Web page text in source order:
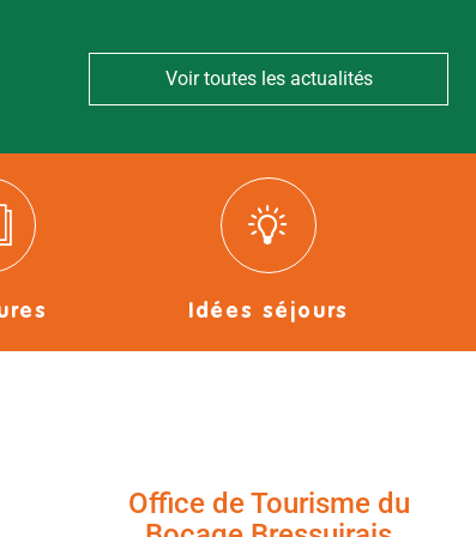
Voir toutes les actualités
Idées séjours
Office de Tourisme du